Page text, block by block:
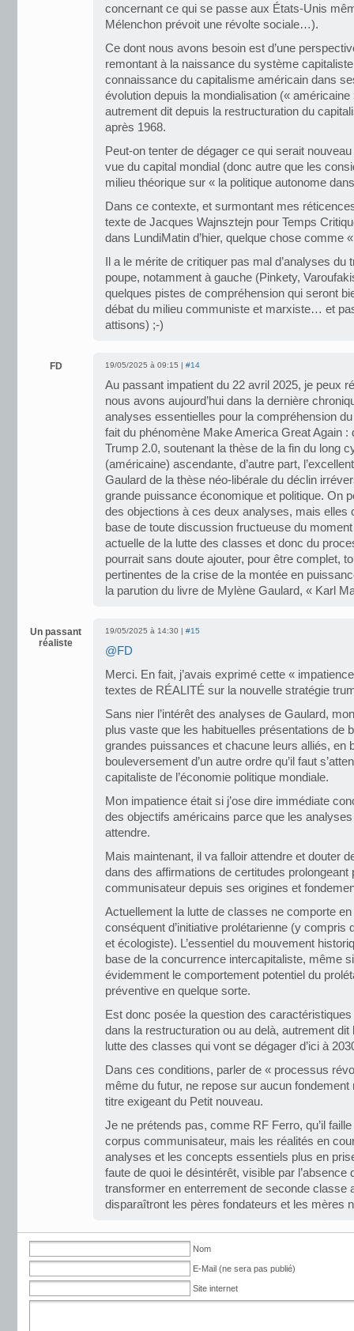
concernant ce qui se passe aux États-Unis
Mélenchon prévoit une révolte sociale…).
Ce dont nous avons besoin est d’une
remontant à la naissance du système
connaissance du capitalisme américain dans
évolution depuis la mondialisation (« américaine
autrement dit depuis la restructuration du
après 1968.
Peut-on tenter de dégager ce qui serait
vue du capital mondial (donc autre que les
milieu théorique sur « la politique autonome
Dans ce contexte, et surmontant mes
texte de Jacques Wajnsztejn pour Temps
dans LundiMatin d’hier, quelque chose comme
Il a le mérite de critiquer pas mal d’analyses
poupe, notamment à gauche (Pinkety,
quelques pistes de compréhension qui seront
débat du milieu communiste et marxiste… et
attisons) ;-)
FD 19/05/2025 à 09:15 | #14
Au passant impatient du 22 avril 2025, je peux
nous avons aujourd’hui dans la dernière
analyses essentielles pour la compréhension
fait du phénomène Make America Great Again :
Trump 2.0, soutenant la thèse de la fin du long
(américaine) ascendante, d’autre part,
Gaulard de la thèse néo-libérale du déclin
grande puissance économique et politique. On
des objections à ces deux analyses, mais elles
base de toute discussion fructueuse du
actuelle de la lutte des classes et donc du
pourrait sans doute ajouter, pour être complet,
pertinentes de la crise de la montée en
la parution du livre de Mylène Gaulard, « Karl
Un passant
réaliste
19/05/2025 à 14:30 | #15
@FD
Merci. En fait, j’avais exprimé cette «
textes de RÉALITÉ sur la nouvelle stratégie
Sans nier l’intérêt des analyses de Gaulard,
plus vaste que les habituelles présentations de
grandes puissances et chacune leurs alliés, en
bouleversement d’un autre ordre qu’il faut
capitaliste de l’économie politique mondiale.
Mon impatience était si j’ose dire immédiate
des objectifs américains parce que les
attendre.
Mais maintenant, il va falloir attendre et douter
dans des affirmations de certitudes prolongeant
communisateur depuis ses origines et
Actuellement la lutte de classes ne comporte
conséquent d’initiative prolétarienne (y compris
et écologiste). L’essentiel du mouvement
base de la concurrence intercapitaliste, même
évidemment le comportement potentiel du
préventive en quelque sorte.
Est donc posée la question des
dans la restructuration ou au delà, autrement
lutte des classes qui vont se dégager d’ici à
Dans ces conditions, parler de « processus
même du futur, ne repose sur aucun fondement
titre exigeant du Petit nouveau.
Je ne prétends pas, comme RF Ferro, qu’il
corpus communisateur, mais les réalités en
analyses et les concepts essentiels plus en
faute de quoi le désintérêt, visible par l’absence
transformer en enterrement de seconde classe
disparaîtront les pères fondateurs et les mères
Nom
E-Mail (ne sera pas publié)
Site internet